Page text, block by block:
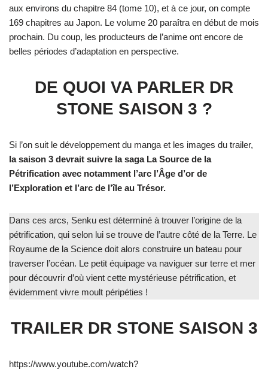
aux environs du chapitre 84 (tome 10), et à ce jour, on compte
169 chapitres au Japon. Le volume 20 paraîtra en début de mois
prochain. Du coup, les producteurs de l’anime ont encore de
belles périodes d’adaptation en perspective.
DE QUOI VA PARLER DR
STONE SAISON 3 ?
Si l’on suit le développement du manga et les images du trailer,
la saison 3 devrait suivre la saga La Source de la
Pétrification avec notamment l’arc l’Âge d’or de
l’Exploration et l’arc de l’île au Trésor.
Dans ces arcs, Senku est déterminé à trouver l’origine de la
pétrification, qui selon lui se trouve de l’autre côté de la Terre. Le
Royaume de la Science doit alors construire un bateau pour
traverser l’océan. Le petit équipage va naviguer sur terre et mer
pour découvrir d’où vient cette mystérieuse pétrification, et
évidemment vivre moult péripéties !
TRAILER DR STONE SAISON 3
https://www.youtube.com/watch?